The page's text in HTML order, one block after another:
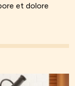
et dolore